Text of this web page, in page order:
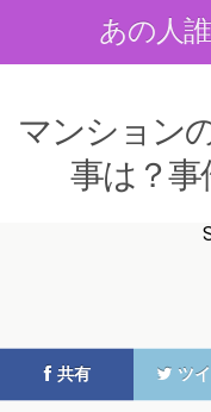
あの人
マンション
事は？事
共有 ツ